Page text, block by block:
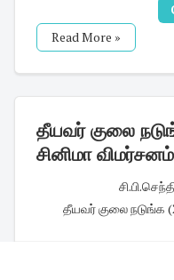
Read More »
தீயவர் குலை
சினிமா
தீயவர் குலை நடுங்க